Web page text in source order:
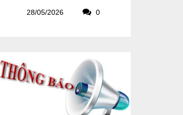
28/05/2026 0